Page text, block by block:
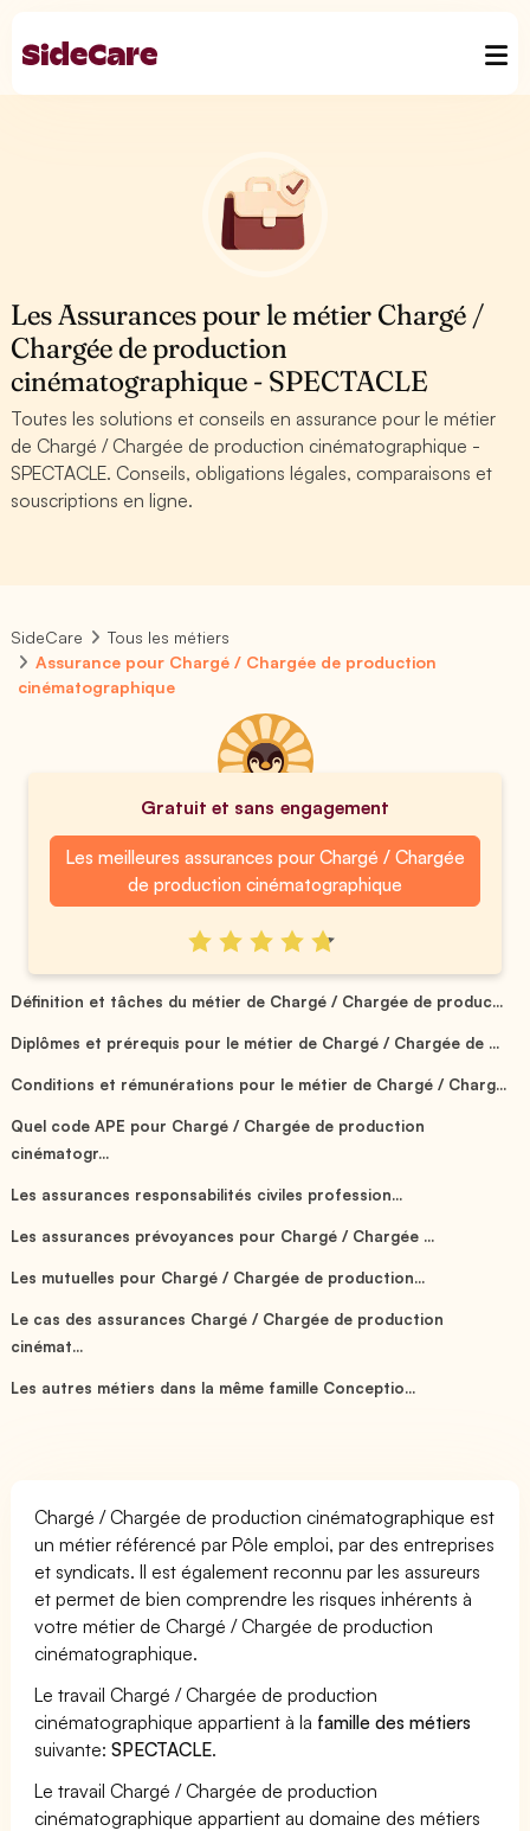
Les Assurances pour le métier Chargé /
Chargée de production
cinématographique - SPECTACLE
Toutes les solutions et conseils en assurance pour le métier
de Chargé / Chargée de production cinématographique -
SPECTACLE. Conseils, obligations légales, comparaisons et
souscriptions en ligne.
SideCare
Tous les métiers
Assurance pour Chargé / Chargée de production
cinématographique
Gratuit et sans engagement
Les meilleures assurances pour Chargé / Chargée
de production cinématographique
Définition et tâches du métier de Chargé / Chargée de produc...
Diplômes et prérequis pour le métier de Chargé / Chargée de ...
Conditions et rémunérations pour le métier de Chargé / Charg...
Quel code APE pour Chargé / Chargée de production
cinématogr...
Les assurances responsabilités civiles profession...
Les assurances prévoyances pour Chargé / Chargée ...
Les mutuelles pour Chargé / Chargée de production...
Le cas des assurances Chargé / Chargée de production
cinémat...
Les autres métiers dans la même famille Conceptio...
Chargé / Chargée de production cinématographique est
un métier référencé par Pôle emploi, par des entreprises
et syndicats. Il est également reconnu par les assureurs
et permet de bien comprendre les risques inhérents à
votre métier de Chargé / Chargée de production
cinématographique.
Le travail Chargé / Chargée de production
cinématographique appartient à la famille des métiers
suivante:SPECTACLE.
Le travail Chargé / Chargée de production
cinématographique appartient au domaine des métiers